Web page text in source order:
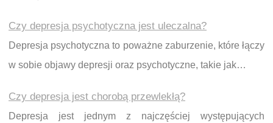
Czy depresja psychotyczna jest uleczalna?
Depresja psychotyczna to poważne zaburzenie, które łączy
w sobie objawy depresji oraz psychotyczne, takie jak…
Czy depresja jest chorobą przewlekłą?
Depresja jest jednym z najczęściej występujących